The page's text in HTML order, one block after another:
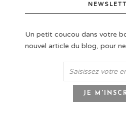
Un petit coucou dans votre
nouvel article du blog, pour